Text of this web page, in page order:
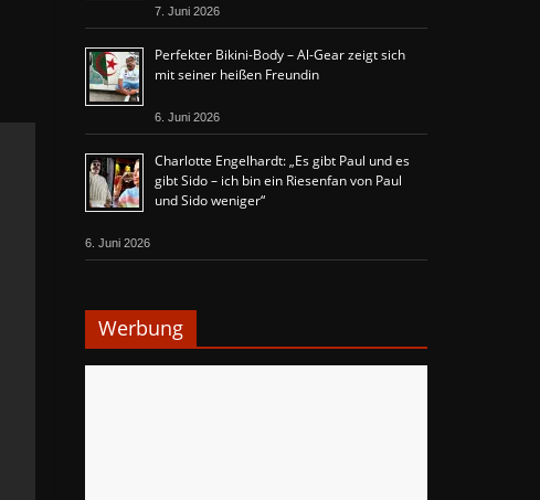
7. Juni 2026
Perfekter Bikini-Body – Al-Gear zeigt sich
mit seiner heißen Freundin
6. Juni 2026
Charlotte Engelhardt: „Es gibt Paul und es
gibt Sido – ich bin ein Riesenfan von Paul
und Sido weniger“
6. Juni 2026
Werbung